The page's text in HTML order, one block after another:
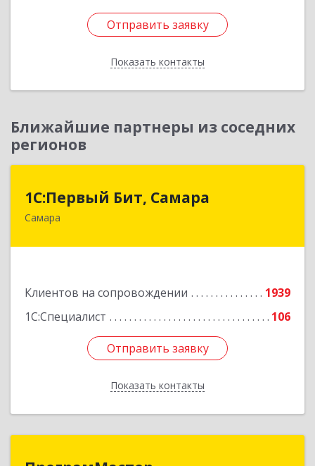
Отправить заявку
Показать контакты
Отправить заявку
Назад
Ближайшие партнеры из соседних
регионов
1С:Первый Бит, Самара
Самара
Клиентов на сопровождении
1939
1С:Специалист
106
Отправить заявку
Показать контакты
1С:Первый Бит, Самара
443013, Самарская обл, Самара г, Дачная ул,
Отправить заявку
Назад